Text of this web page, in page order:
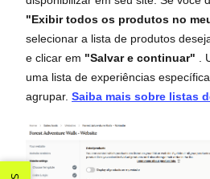
"Exibir todos os produtos no
selecionar a lista de produtos
e clicar em "Salvar e continuar" .
uma lista de experiências
agrupar. Saiba mais sobre listas